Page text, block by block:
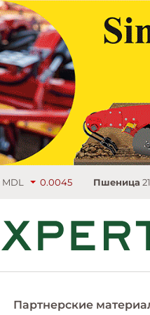
Пшеница219.75 €/т 4.5
Партнерские